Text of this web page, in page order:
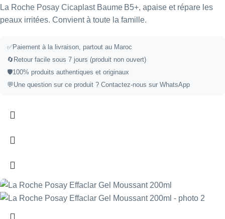
La Roche Posay Cicaplast Baume B5+, apaise et répare les
peaux irritées. Convient à toute la famille.
✅Paiement à la livraison, partout au Maroc
🔄 Retour facile sous 7 jours (produit non ouvert)
🛡️100% produits authentiques et originaux
💬Une question sur ce produit ? Contactez-nous sur WhatsApp